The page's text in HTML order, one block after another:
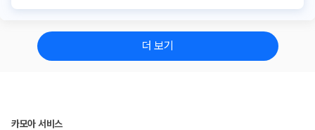
더 보기
카모아 서비스